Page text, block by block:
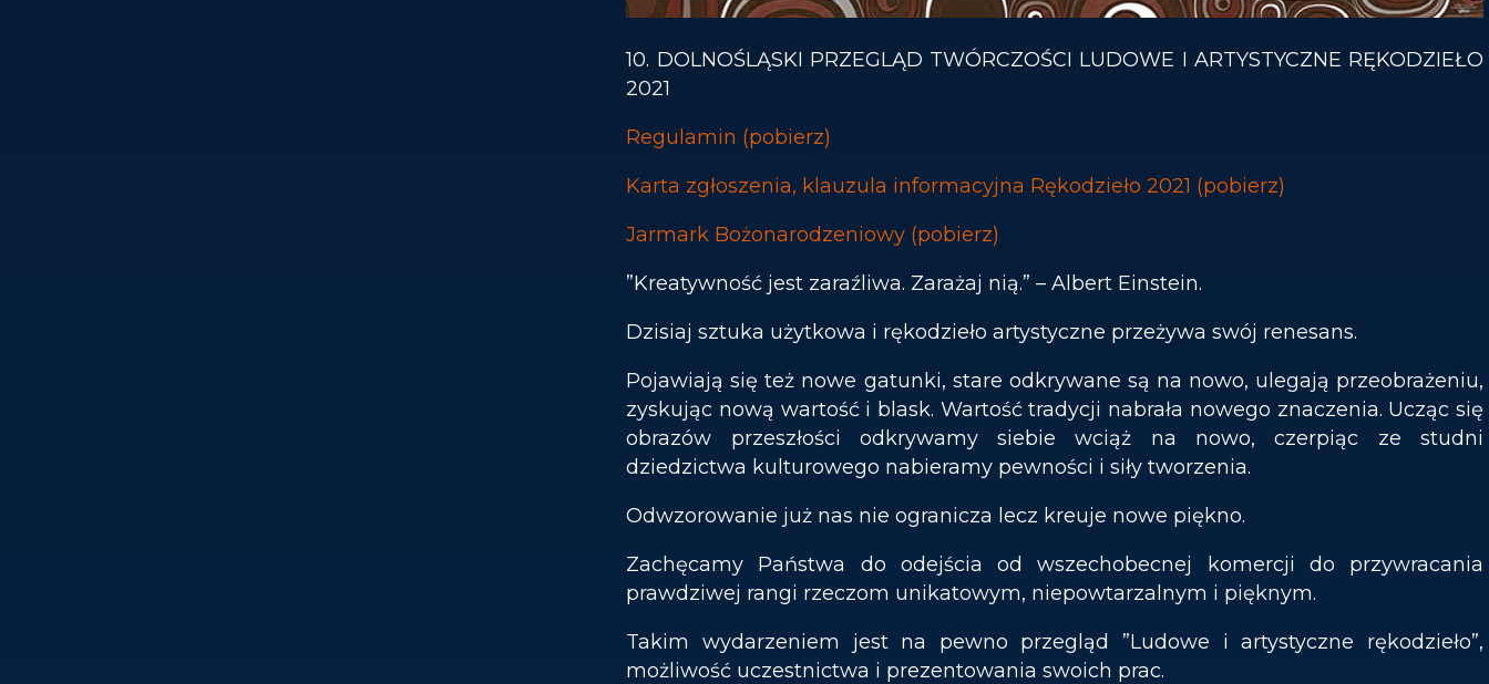
10. DOLNOŚLĄSKI PRZEGLĄD TWÓRCZOŚCI LUDOWE I ARTYSTYCZNE RĘKODZIEŁO
2021
Regulamin (pobierz)
Karta zgłoszenia, klauzula informacyjna Rękodzieło 2021 (pobierz)
Jarmark Bożonarodzeniowy (pobierz)
”Kreatywność jest zaraźliwa. Zarażaj nią.” – Albert Einstein.
Dzisiaj sztuka użytkowa i rękodzieło artystyczne przeżywa swój renesans.
Pojawiają się też nowe gatunki, stare odkrywane są na nowo, ulegają przeobrażeniu,
zyskując nową wartość i blask. Wartość tradycji nabrała nowego znaczenia. Ucząc się
obrazów przeszłości odkrywamy siebie wciąż na nowo, czerpiąc ze studni
dziedzictwa kulturowego nabieramy pewności i siły tworzenia.
Odwzorowanie już nas nie ogranicza lecz kreuje nowe piękno.
Zachęcamy Państwa do odejścia od wszechobecnej komercji do przywracania
prawdziwej rangi rzeczom unikatowym, niepowtarzalnym i pięknym.
Takim wydarzeniem jest na pewno przegląd ”Ludowe i artystyczne rękodzieło”,
możliwość uczestnictwa i prezentowania swoich prac.